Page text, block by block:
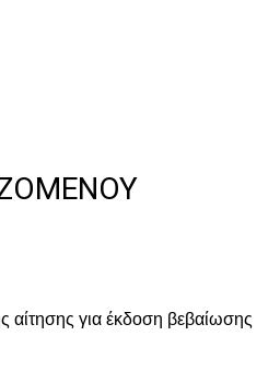
για έκδοση βεβαίωσης